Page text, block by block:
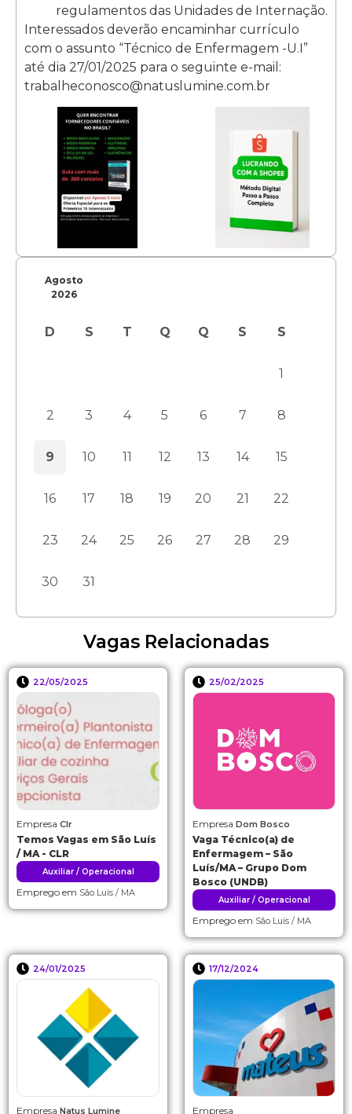
regulamentos das Unidades de Internação.
Interessados deverão encaminhar currículo
com o assunto “Técnico de Enfermagem -U.I”
até dia 27/01/2025 para o seguinte e-mail:
trabalheconosco@natuslumine.com.br
Agosto
2026
D S T Q Q S S
1
2 3 4 5 6 7 8
9 10 11 12 13 14 15
16 17 18 19 20 21 22
23 24 25 26 27 28 29
30 31
Vagas Relacionadas
22/05/2025
Empresa Clr
Temos Vagas em São Luís
/ MA - CLR
Auxiliar / Operacional
Emprego em São Luís / MA
25/02/2025
Empresa Dom Bosco
Vaga Técnico(a) de
Enfermagem – São
Luís/MA – Grupo Dom
Bosco (UNDB)
Auxiliar / Operacional
Emprego em São Luís / MA
24/01/2025
Empresa Natus Lumine
17/12/2024
Empresa